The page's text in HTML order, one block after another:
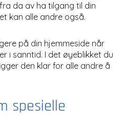
da av ha tilgang til din
kan alle andre også.
på din hjemmeside når
i sanntid. I det øyeblikket du
den klar for alle andre å
spesielle